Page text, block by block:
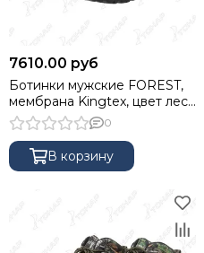
7610.00 руб
Ботинки мужские FOREST,
мембрана Kingtex, цвет лес,
43 NISUS
0
В корзину